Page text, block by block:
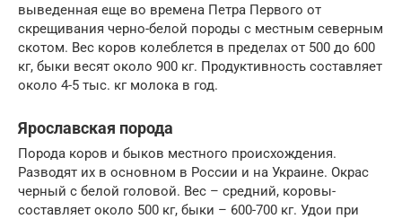
выведенная еще во времена Петра Первого от
скрещивания черно-белой породы с местным северным
скотом. Вес коров колеблется в пределах от 500 до 600
кг, быки весят около 900 кг. Продуктивность составляет
около 4-5 тыс. кг молока в год.
Ярославская порода
Порода коров и быков местного происхождения.
Разводят их в основном в России и на Украине. Окрас
черный с белой головой. Вес – средний, коровы-
составляет около 500 кг, быки – 600-700 кг. Удои при